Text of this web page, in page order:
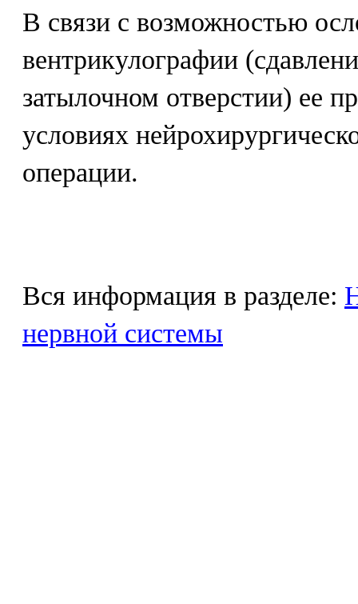
В связи с возможностью
вентрикулографии
затылочном отверстии) ее
условиях
операции.
Вся информация в разделе:
нервной системы